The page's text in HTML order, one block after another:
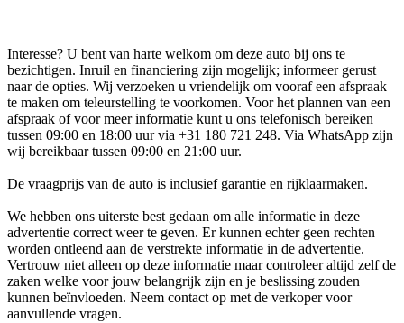
Interesse? U bent van harte welkom om deze auto bij ons te
bezichtigen. Inruil en financiering zijn mogelijk; informeer gerust
naar de opties. Wij verzoeken u vriendelijk om vooraf een afspraak
te maken om teleurstelling te voorkomen. Voor het plannen van een
afspraak of voor meer informatie kunt u ons telefonisch bereiken
tussen 09:00 en 18:00 uur via +31 180 721 248. Via WhatsApp zijn
wij bereikbaar tussen 09:00 en 21:00 uur.
De vraagprijs van de auto is inclusief garantie en rijklaarmaken.
We hebben ons uiterste best gedaan om alle informatie in deze
advertentie correct weer te geven. Er kunnen echter geen rechten
worden ontleend aan de verstrekte informatie in de advertentie.
Vertrouw niet alleen op deze informatie maar controleer altijd zelf de
zaken welke voor jouw belangrijk zijn en je beslissing zouden
kunnen beïnvloeden. Neem contact op met de verkoper voor
aanvullende vragen.